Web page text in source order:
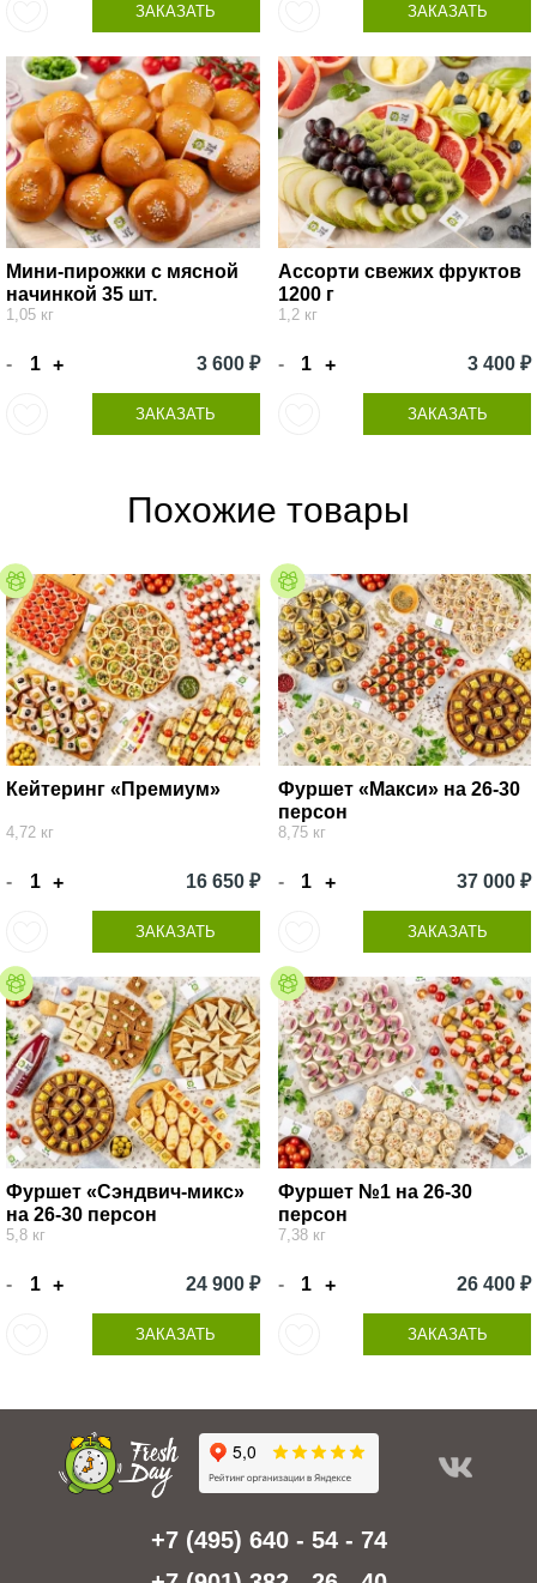
ЗАКАЗАТЬ ЗАКАЗАТЬ
Мини-пирожки с мясной
начинкой 35 шт.
1,05 кг
- + 3 600 ₽
ЗАКАЗАТЬ
Ассорти свежих фруктов
1200 г
1,2 кг
- + 3 400 ₽
ЗАКАЗАТЬ
Похожие товары
Кейтеринг «Премиум»
4,72 кг
- + 16 650 ₽
ЗАКАЗАТЬ
Фуршет «Макси» на 26-30
персон
8,75 кг
- + 37 000 ₽
ЗАКАЗАТЬ
Фуршет «Сэндвич-микс»
на 26-30 персон
5,8 кг
- + 24 900 ₽
ЗАКАЗАТЬ
Фуршет №1 на 26-30
персон
7,38 кг
- + 26 400 ₽
ЗАКАЗАТЬ
+7 (495) 640 - 54 - 74